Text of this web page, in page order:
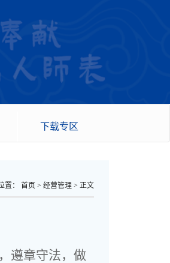
下载专区
置： 首页 > 经营管理 > 正文
遵章守法，做